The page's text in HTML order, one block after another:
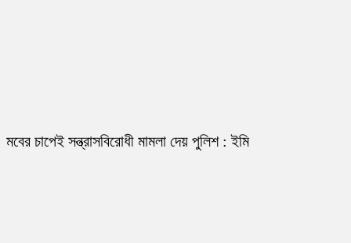
মবের চাপেই সন্ত্রাসবিরোধী মামলা দেয় পুলিশ : ইমি